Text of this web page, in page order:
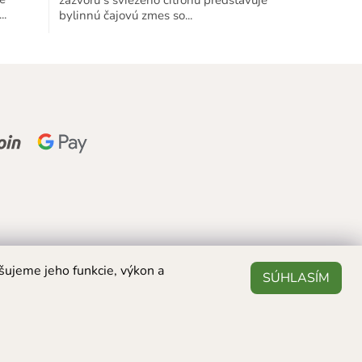
jeho funkcie, výkon a
SÚHLASÍM
5
bylinnú čajovú zmes so...